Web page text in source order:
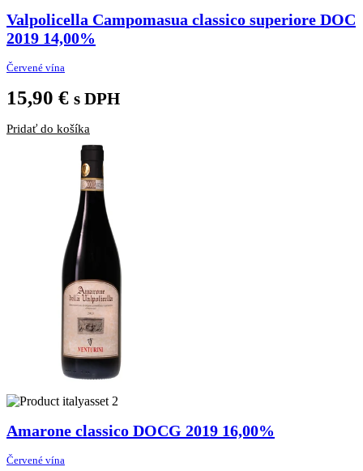
Valpolicella Campomasua classico superiore DOC
2019 14,00%
Červené vína
15,90 € s DPH
Pridať do košíka
Amarone classico DOCG 2019 16,00%
Červené vína